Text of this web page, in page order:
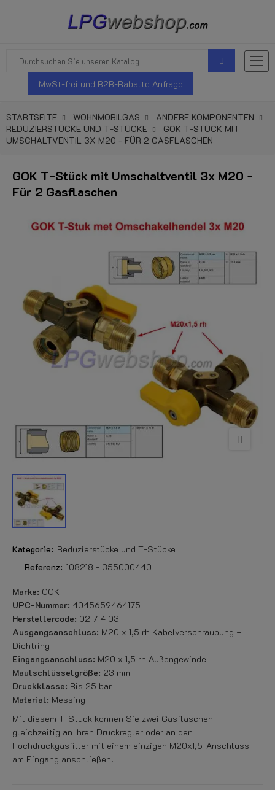
MwSt-frei und B2B-Rabatte Anfrage
STARTSEITE WOHNMOBILGAS
ANDERE KOMPONENTEN
REDUZIERSTÜCKE UND T-STÜCKE
GOK T-STÜCK MIT
UMSCHALTVENTIL 3X M20 - FÜR 2 GASFLASCHEN
GOK T-Stück mit Umschaltventil 3x M20 -
Für 2 Gasflaschen
Kategorie: Reduzierstücke und T-Stücke
Referenz: 108218 - 355000440
Marke: GOK
UPC-Nummer: 4045659464175
Herstellercode: 02 714 03
Ausgangsanschluss: M20 x 1,5 rh Kabelverschraubung +
Dichtring
Eingangsanschluss: M20 x 1,5 rh Außengewinde
Maulschlüsselgröße: 23 mm
Druckklasse: Bis 25 bar
Material: Messing
Mit diesem T-Stück können Sie zwei Gasflaschen
gleichzeitig an Ihren Druckregler oder an den
Hochdruckgasfilter mit einem einzigen M20x1,5-Anschluss
am Eingang anschließen.